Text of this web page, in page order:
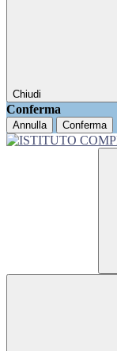
Chiudi
Conferma
Annulla Conferma